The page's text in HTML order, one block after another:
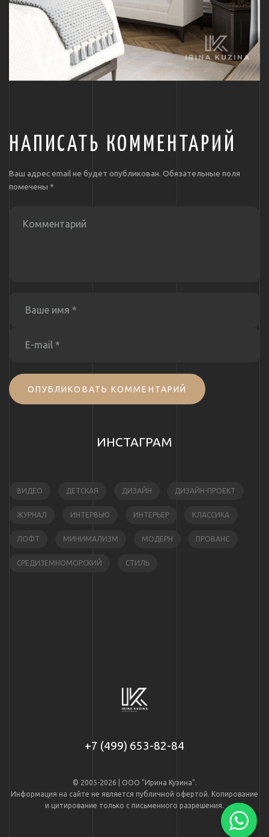
НАПИСАТЬ КОММЕНТАРИЙ
Ваш адрес email не будет опубликован. Обязательные поля
помечены *
ОПУБЛИКОВАТЬ КОММЕНТАРИЙ
ИНСТАГРАМ
ВИДЕО ДЕТСКАЯ ДИЗАЙН ДИЗАЙН-ПРОЕКТ
ЖУРНАЛ ИНТЕРВЬЮ ИНТЕРЬЕР КЛАССИКА
ЛОФТ МИНИМАЛИЗМ МОДЕРН ПРОВАНС
СРЕДИЗЕМНОМОРСКИЙ СТИЛЬ
+7 (499) 653-82-84
© 2005-2026 | ООО "Ирина Кузина".
Информация на сайте не является публичной офертой. Копирование
и цитирование только с письменного разрешения.